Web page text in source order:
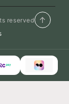
↑
reserved.